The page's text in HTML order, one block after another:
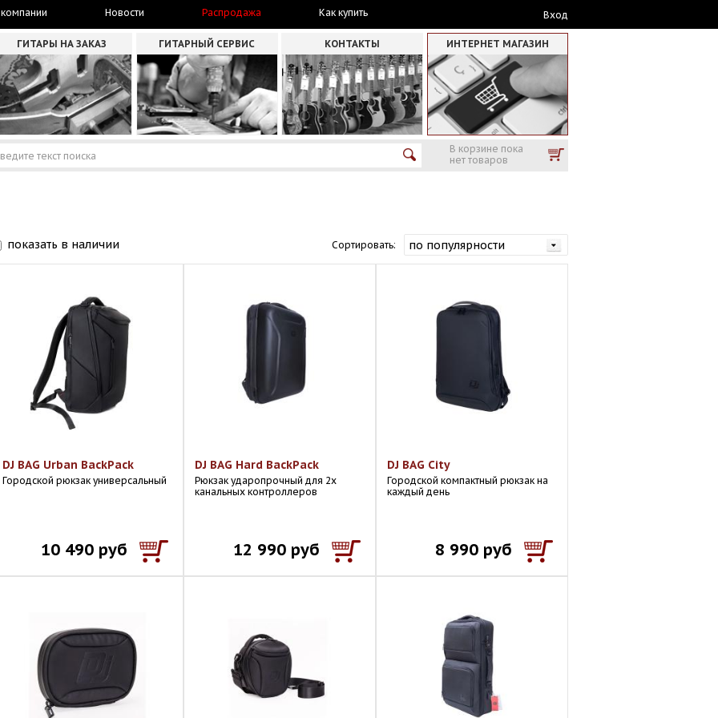
Новости Распродажа Как купить Вход
ГИТАРЫ НА ЗАКАЗ ГИТАРНЫЙ СЕРВИС КОНТАКТЫ ИНТЕРНЕТ МАГАЗИН
В корзине пока
нет товаров
показать в наличии Сортировать:
DJ BAG Urban BackPack
Городской рюкзак универсальный
10 490 руб
DJ BAG Hard BackPack
Рюкзак ударопрочный для 2х
канальных контроллеров
12 990 руб
DJ BAG City
Городской компактный рюкзак на
каждый день
8 990 руб